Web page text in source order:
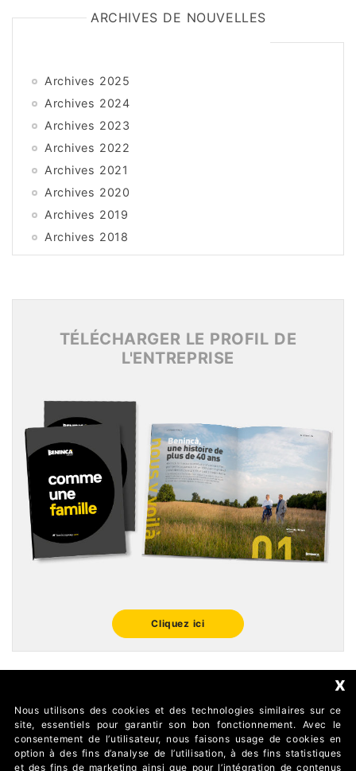
ARCHIVES DE NOUVELLES
Archives 2025
Archives 2024
Archives 2023
Archives 2022
Archives 2021
Archives 2020
Archives 2019
Archives 2018
Archives 2017
Archives 2015
TÉLÉCHARGER LE PROFIL DE
L'ENTREPRISE
Cliquez ici
FOLLOW US
x
Nous utilisons des cookies et des technologies similaires sur ce
site, essentiels pour garantir son bon fonctionnement. Avec le
consentement de l’utilisateur, nous faisons usage de cookies en
option à des fins d’analyse de l’utilisation, à des fins statistiques
et des fins de marketing ainsi que pour l’intégration de contenus